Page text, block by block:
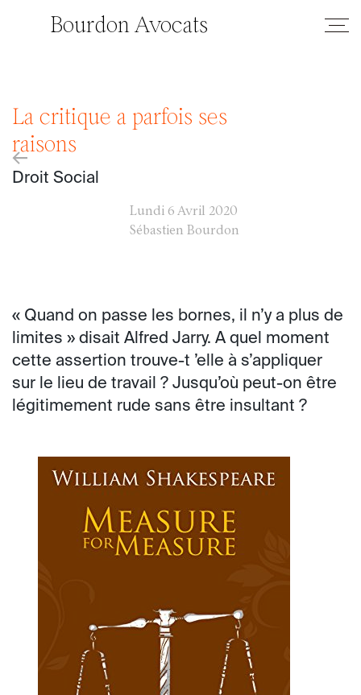
Bourdon Avocats
La critique a parfois ses
raisons
Droit Social
Lundi 6 Avril 2020
Sébastien Bourdon
« Quand on passe les bornes, il n’y a plus de
limites » disait Alfred Jarry. A quel moment
cette assertion trouve-t ’elle à s’appliquer
sur le lieu de travail ? Jusqu’où peut-on être
légitimement rude sans être insultant ?
←